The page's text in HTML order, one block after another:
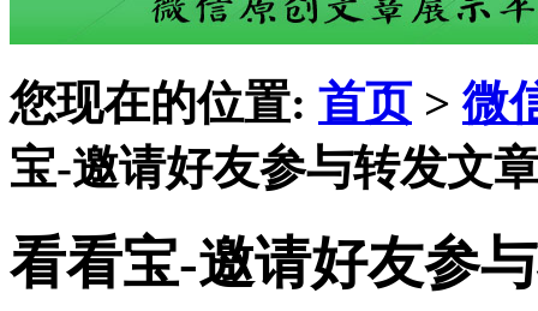
您现在的位置: 首页 >微
宝-邀请好友参与转发文
看看宝-邀请好友参